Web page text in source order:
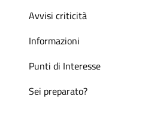
Avvisi criticità
Informazioni
Punti di Interesse
Sei preparato?